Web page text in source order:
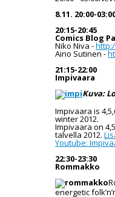
8.11. 20:00-
20:15-20:45
Comics Blog
Niko Niva -
Aino Sutinen -
21:15-22:00
Impivaara
Kuva:
Impivaara is
winter 2012.
Impivaara on
talvella 2012.
Youtube:
22:30-23:30
Rommakko
energetic